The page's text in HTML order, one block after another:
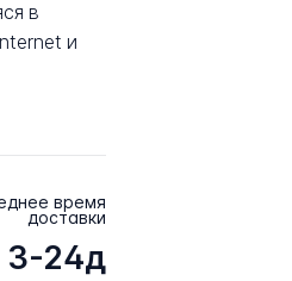
в
и
время
доставки
3-24д